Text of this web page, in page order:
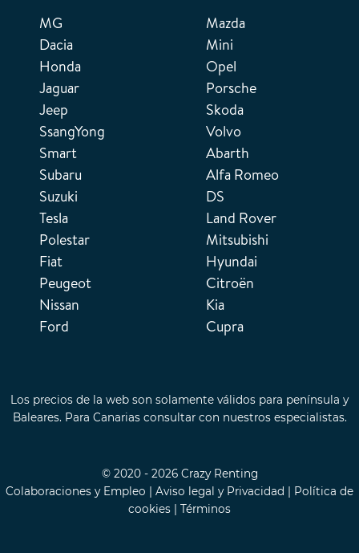
MG
Dacia
Honda
Jaguar
Jeep
SsangYong
Smart
Subaru
Suzuki
Tesla
Polestar
Fiat
Peugeot
Nissan
Ford
Mazda
Mini
Opel
Porsche
Skoda
Volvo
Abarth
Alfa Romeo
DS
Land Rover
Mitsubishi
Hyundai
Citroën
Kia
Cupra
Los precios de la web son solamente válidos para península y
Baleares. Para Canarias consultar con nuestros especialistas.
© 2020 - 2026 Crazy Renting
Colaboraciones y Empleo
Aviso legal y Privacidad
Política de
cookies
Términos